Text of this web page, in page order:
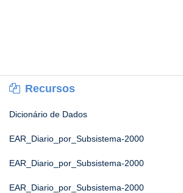
Recursos
Dicionário de Dados
EAR_Diario_por_Subsistema-2000
EAR_Diario_por_Subsistema-2000
EAR_Diario_por_Subsistema-2000